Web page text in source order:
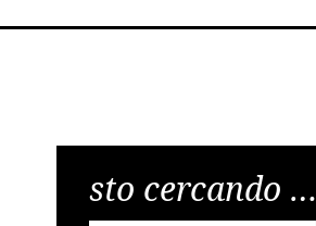
sto cercando …